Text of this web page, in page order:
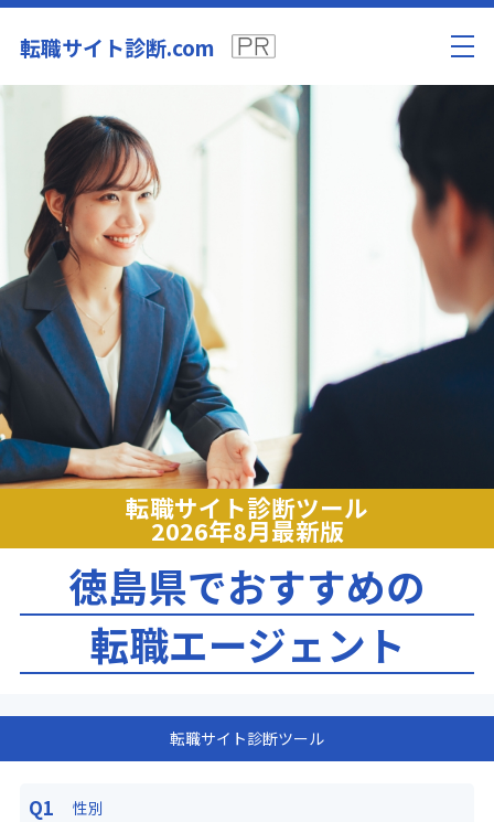
転職サイト診断.com
転職サイト診断ツール
2026年8月最新版
徳島県でおすすめの
転職エージェント
転職サイト診断ツール
Q1 性別